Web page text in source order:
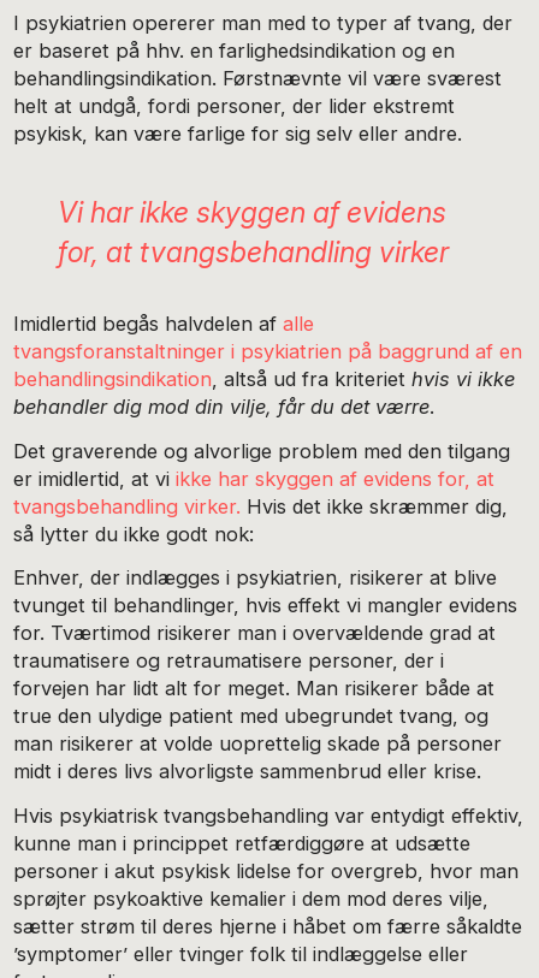
I psykiatrien opererer man med to typer af tvang, der
er baseret på hhv. en farlighedsindikation og en
behandlingsindikation. Førstnævnte vil være sværest
helt at undgå, fordi personer, der lider ekstremt
psykisk, kan være farlige for sig selv eller andre.
Vi har ikke skyggen af evidens
for, at tvangsbehandling virker
Imidlertid begås halvdelen afalle
tvangsforanstaltninger i psykiatrien på baggrund af en
behandlingsindikation , altså ud fra kriteriethvis vi ikke
behandler dig mod din vilje, får du det værre.
Det graverende og alvorlige problem med den tilgang
er imidlertid, at viikke har skyggen af evidens for, at
tvangsbehandling virker. Hvis det ikke skræmmer dig,
så lytter du ikke godt nok:
Enhver, der indlægges i psykiatrien, risikerer at blive
tvunget til behandlinger, hvis effekt vi mangler evidens
for. Tværtimod risikerer man i overvældende grad at
traumatisere og retraumatisere personer, der i
forvejen har lidt alt for meget. Man risikerer både at
true den ulydige patient med ubegrundet tvang, og
man risikerer at volde uoprettelig skade på personer
midt i deres livs alvorligste sammenbrud eller krise.
Hvis psykiatrisk tvangsbehandling var entydigt effektiv,
kunne man i princippet retfærdiggøre at udsætte
personer i akut psykisk lidelse for overgreb, hvor man
sprøjter psykoaktive kemalier i dem mod deres vilje,
sætter strøm til deres hjerne i håbet om færre såkaldte
’symptomer’ eller tvinger folk til indlæggelse eller